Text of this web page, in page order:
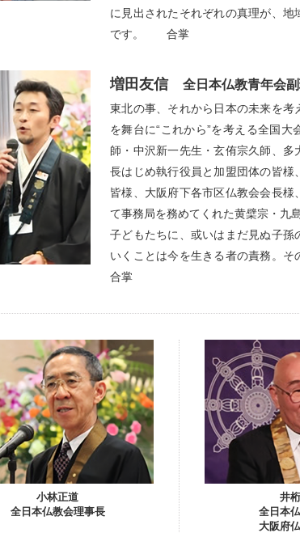
に見出されたそれぞれの真理が、
です。 合掌
増田友信 全日本仏教青年会
東北の事、それから日本の未来を
を舞台に“これから”を考える全国
師・中沢新一先生・玄侑宗久師、
長はじめ執行役員と加盟団体の皆
皆様、大阪府下各市区仏教会会長
て事務局を務めてくれた黄檗宗・九
子どもたちに、或いはまだ見ぬ子
いくことは今を生きる者の責務。
合掌
小林正道
全日本仏教会理事長
井
全日本
大阪府